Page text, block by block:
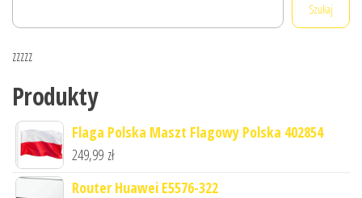
Szukaj
zzzzz
Produkty
Flaga Polska Maszt Flagowy Polska 402854
249,99 zł
Router Huawei E5576-322